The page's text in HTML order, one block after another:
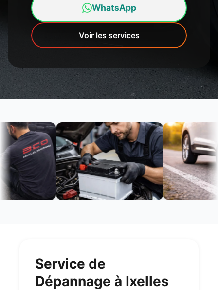
WhatsApp
Voir les services
Service de
Dépannage à Ixelles